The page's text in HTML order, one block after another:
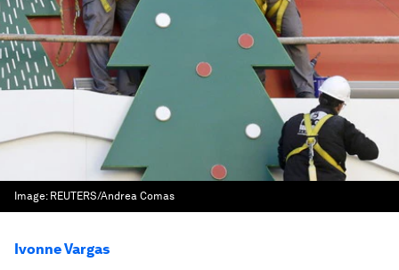
Image: REUTERS/Andrea Comas
Ivonne Vargas